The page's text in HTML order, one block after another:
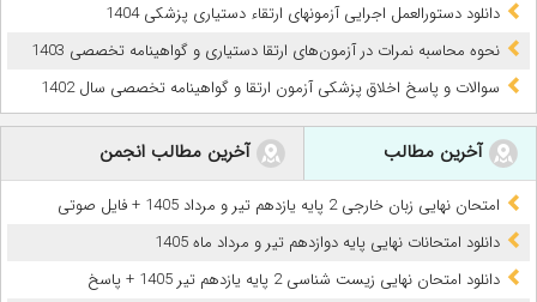
دانلود دستورالعمل اجرایی آزمونهای ارتقاء دستیاری پزشکی 1404
نحوه محاسبه نمرات در آزمون‌های ارتقا دستیاری و گواهینامه تخصصی 1403
سوالات و پاسخ اخلاق پزشکی آزمون ارتقا و گواهینامه تخصصی سال 1402
آخرین مطالب آخرین مطالب انجمن
امتحان نهایی زبان خارجی 2 پایه یازدهم تیر و مرداد 1405 + فایل صوتی
دانلود امتحانات نهایی پایه دوازدهم تیر و مرداد ماه 1405
دانلود امتحان نهایی زیست شناسی 2 پایه یازدهم تیر 1405 + پاسخ